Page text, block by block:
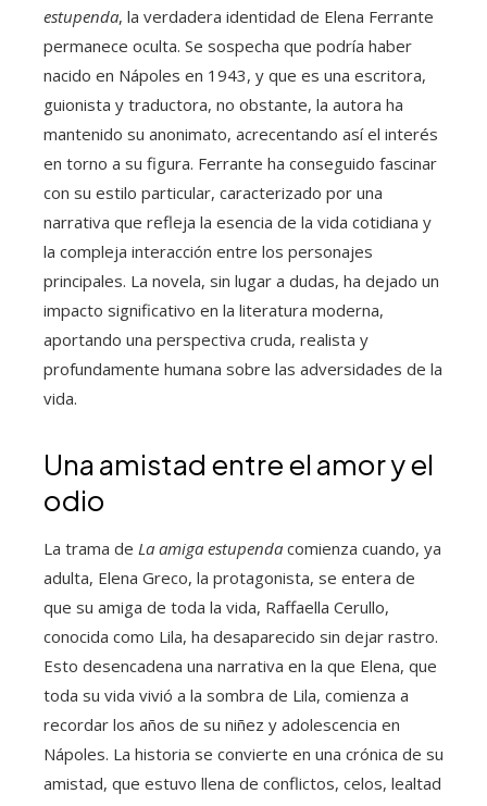
estupenda, la verdadera identidad de Elena Ferrante
permanece oculta. Se sospecha que podría haber
nacido en Nápoles en 1943, y que es una escritora,
guionista y traductora, no obstante, la autora ha
mantenido su anonimato, acrecentando así el interés
en torno a su figura. Ferrante ha conseguido fascinar
con su estilo particular, caracterizado por una
narrativa que refleja la esencia de la vida cotidiana y
la compleja interacción entre los personajes
principales. La novela, sin lugar a dudas, ha dejado un
impacto significativo en la literatura moderna,
aportando una perspectiva cruda, realista y
profundamente humana sobre las adversidades de la
vida.
Una amistad entre el amor y el
odio
La trama de La amiga estupenda comienza cuando, ya
adulta, Elena Greco, la protagonista, se entera de
que su amiga de toda la vida, Raffaella Cerullo,
conocida como Lila, ha desaparecido sin dejar rastro.
Esto desencadena una narrativa en la que Elena, que
toda su vida vivió a la sombra de Lila, comienza a
recordar los años de su niñez y adolescencia en
Nápoles. La historia se convierte en una crónica de su
amistad, que estuvo llena de conflictos, celos, lealtad